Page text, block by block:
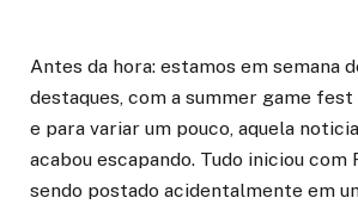
Antes da hora: estamos em semana
destaques, com a summer game fest
e para variar um pouco, aquela
acabou escapando. Tudo iniciou com
sendo postado acidentalmente em